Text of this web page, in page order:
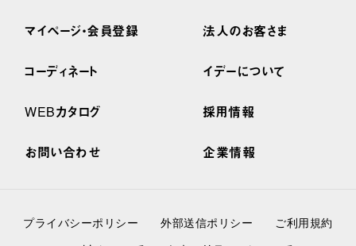
マイページ・会員登録
コーディネート
WEBカタログ
お問い合わせ
法人のお客さま
イデーについて
採用情報
企業情報
プライバシーポリシー 外部送信ポリシー
ご利用規約